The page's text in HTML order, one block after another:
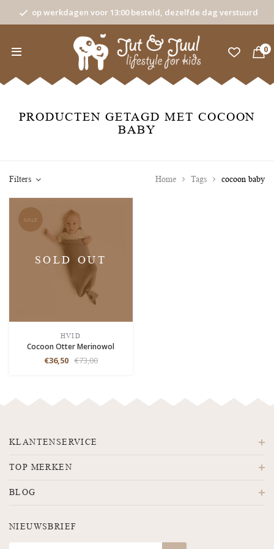
op werkdagen voor 13:00 besteld, dezelfde dag verstuurd
0
PRODUCTEN GETAGD MET COCOON
BABY
Filters Home Tags cocoon baby
SALE
SOLD OUT
HVID
Cocoon Otter Merinowol
€36,50 €73,00
KLANTENSERVICE
TOP MERKEN
BLOG
NIEUWSBRIEF